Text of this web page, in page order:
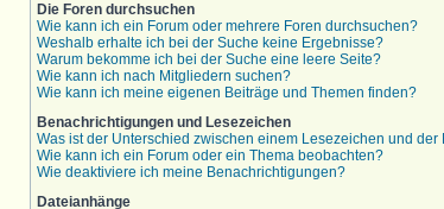
Die Foren durchsuchen
Wie kann ich ein Forum oder mehrere Foren durchsuchen?
Weshalb erhalte ich bei der Suche keine Ergebnisse?
Warum bekomme ich bei der Suche eine leere Seite?
Wie kann ich nach Mitgliedern suchen?
Wie kann ich meine eigenen Beiträge und Themen finden?
Benachrichtigungen und Lesezeichen
Was ist der Unterschied zwischen einem Lesezeichen und
Wie kann ich ein Forum oder ein Thema beobachten?
Wie deaktiviere ich meine Benachrichtigungen?
Dateianhänge